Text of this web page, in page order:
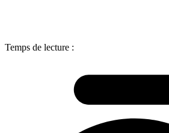
Temps de lecture :